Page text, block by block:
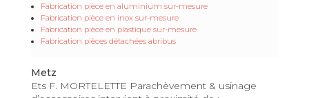
Fabrication pièce en aluminium sur-mesure
Fabrication pièce en inox sur-mesure
Fabrication pièce en plastique sur-mesure
Fabrication pièces détachées abribus
Metz
Ets F. MORTELETTE Parachèvement & usinage